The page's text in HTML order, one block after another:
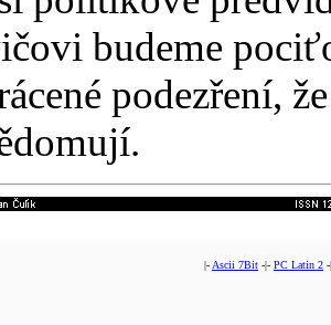
budeme
podezření,
|- Ascii 7Bit -|- PC Latin 2